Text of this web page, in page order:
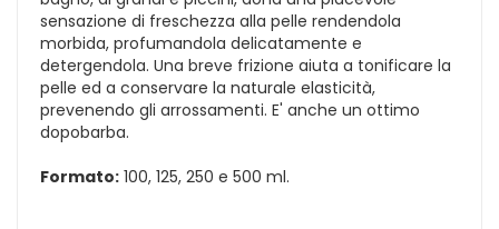
sensazione di freschezza alla pelle rendendola
morbida, profumandola delicatamente e
detergendola. Una breve frizione aiuta a tonificare la
pelle ed a conservare la naturale elasticità,
prevenendo gli arrossamenti. E' anche un ottimo
dopobarba.
Formato: 100, 125, 250 e 500 ml.